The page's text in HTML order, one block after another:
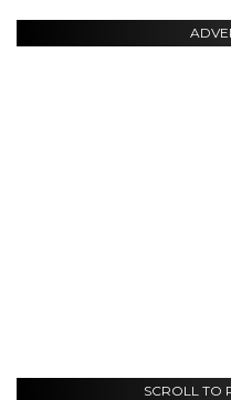
SCROLL TO